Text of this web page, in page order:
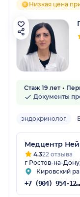
Низкая цена
Стаж 19 лет
Документы
эндокринолог
Медцентр
4.322 отзыва
г Ростов-на-
Кировский
+7 (904) 954-12-89